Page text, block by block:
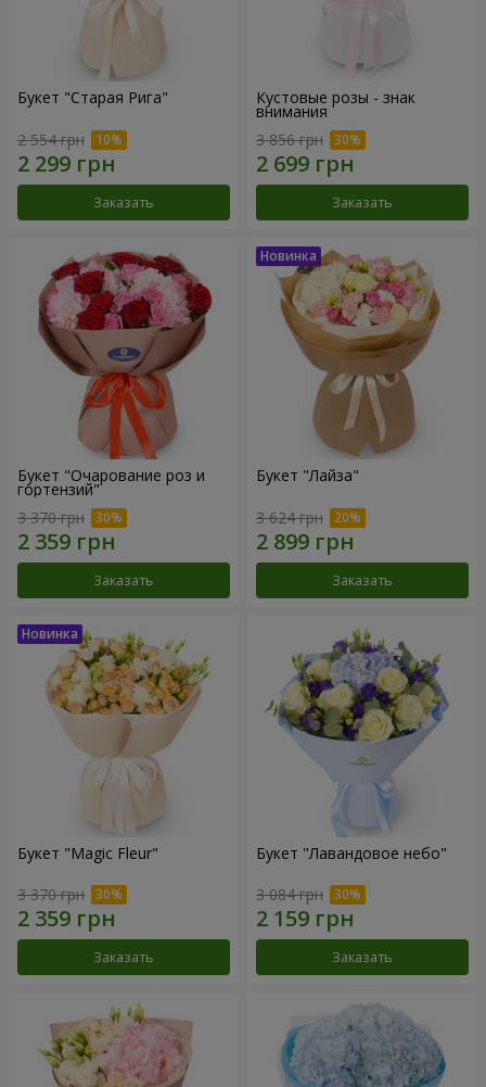
Букет "Старая Рига"
2 554 грн
Заказать
Кустовые розы - знак
внимания
3 856 грн
Заказать
Букет "Очарование роз и
гортензий"
3 370 грн
Заказать
Букет "Лайза"
3 624 грн
Заказать
Букет "Magic Fleur"
3 370 грн
Заказать
Букет "Лавандовое небо"
3 084 грн
Заказать